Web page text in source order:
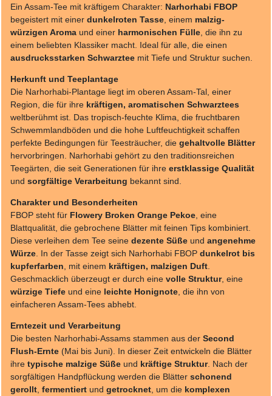
Ein Assam-Tee mit kräftigem Charakter: Narhorhabi FBOP
begeistert mit einer dunkelroten Tasse , einem malzig-
würzigen Aroma und einer harmonischen Fülle , die ihn zu
einem beliebten Klassiker macht. Ideal für alle, die einen
ausdrucksstarken Schwarztee mit Tiefe und Struktur suchen.
Herkunft und Teeplantage
Die Narhorhabi-Plantage liegt im oberen Assam-Tal, einer
Region, die für ihre kräftigen, aromatischen Schwarztees
weltberühmt ist. Das tropisch-feuchte Klima, die fruchtbaren
Schwemmlandböden und die hohe Luftfeuchtigkeit schaffen
perfekte Bedingungen für Teesträucher, die gehaltvolle Blätter
hervorbringen. Narhorhabi gehört zu den traditionsreichen
Teegärten, die seit Generationen für ihre erstklassige Qualität
und sorgfältige Verarbeitung bekannt sind.
Charakter und Besonderheiten
FBOP steht für Flowery Broken Orange Pekoe , eine
Blattqualität, die gebrochene Blätter mit feinen Tips kombiniert.
Diese verleihen dem Tee seine dezente Süße und angenehme
Würze . In der Tasse zeigt sich Narhorhabi FBOP dunkelrot bis
kupferfarben , mit einem kräftigen, malzigen Duft
Geschmacklich überzeugt er durch eine volle Struktur, eine
würzige Tiefe und eine leichte Honignote , die ihn von
einfacheren Assam-Tees abhebt.
Erntezeit und Verarbeitung
Die besten Narhorhabi-Assams stammen aus der Second
Flush-Ernte (Mai bis Juni). In dieser Zeit entwickeln die Blätter
ihre typische malzige Süße und kräftige Struktur. Nach der
sorgfältigen Handpflückung werden die Blätter schonend
gerollt fermentiert und getrocknet , um die komplexen